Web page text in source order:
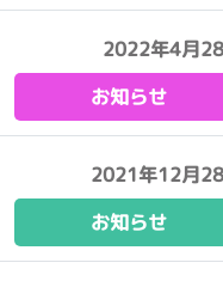
2022年4月
お知らせ
2021年12月
お知らせ